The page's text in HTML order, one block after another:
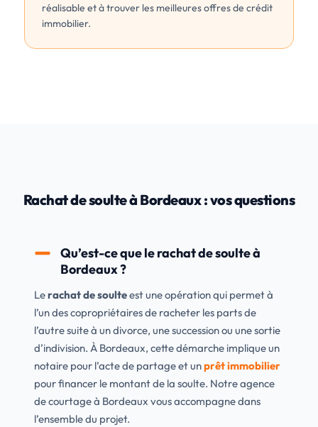
réalisable et à trouver les meilleures offres de crédit
immobilier.
Rachat de soulte à Bordeaux : vos questions
Qu’est-ce que le rachat de soulte à
Bordeaux ?
Lerachat de soulteest une opération qui permet à
l’un des copropriétaires de racheter les parts de
l’autre suite à un divorce, une succession ou une sortie
d’indivision. À Bordeaux, cette démarche implique un
notaire pour l’acte de partage et unprêt immobilier
pour financer le montant de la soulte. Notre agence
de courtage à Bordeaux vous accompagne dans
l’ensemble du projet.